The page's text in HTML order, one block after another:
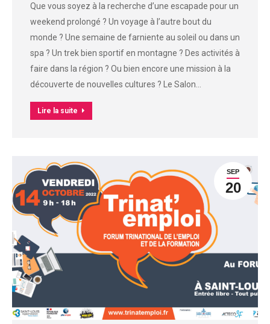
Que vous soyez à la recherche d’une escapade pour un
weekend prolongé ? Un voyage à l’autre bout du
monde ? Une semaine de farniente au soleil ou dans un
spa ? Un trek bien sportif en montagne ? Des activités à
faire dans la région ? Ou bien encore une mission à la
découverte de nouvelles cultures ? Le Salon…
Lire la suite
SEP
20